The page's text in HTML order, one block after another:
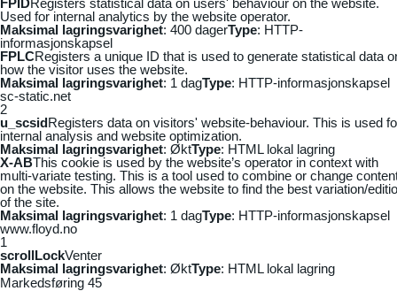
Used for internal analytics by the website operator.
Maksimal lagringsvarighet: 400 dagerType: HTTP-
informasjonskapsel
FPLCRegisters a unique ID that is used to generate statistical data
how the visitor uses the website.
Maksimal lagringsvarighet: 1 dagType: HTTP-informasjonskapsel
sc-static.net
2
u_scsidRegisters data on visitors' website-behaviour. This is used
internal analysis and website optimization.
Maksimal lagringsvarighet: ØktType: HTML lokal lagring
X-ABThis cookie is used by the website’s operator in context with
multi-variate testing. This is a tool used to combine or change
on the website. This allows the website to find the best variation/
of the site.
Maksimal lagringsvarighet: 1 dagType: HTTP-informasjonskapsel
www.floyd.no
1
scrollLockVenter
Maksimal lagringsvarighet: ØktType: HTML lokal lagring
Markedsføring 45